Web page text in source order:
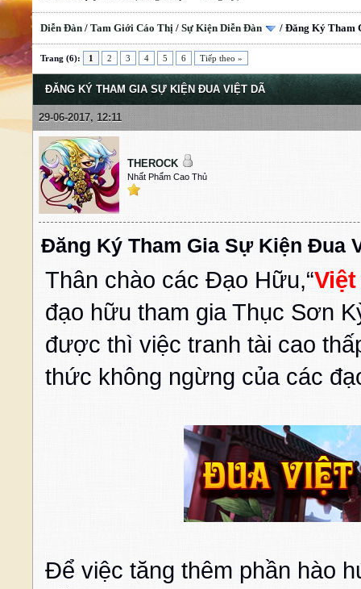
Diễn Đàn / Tam Giới Cáo Thị / Sự Kiện Diễn Đàn / Đăng Ký Tham
Trang (6): 1 2 3 4 5 6 Tiếp theo »
ĐĂNG KÝ THAM GIA SỰ KIỆN ĐUA VIỆT DÃ
29-06-2017, 12:11
THEROCK
Nhất Phẩm Cao Thủ
Đăng Ký Tham Gia Sự Kiện Đua
Thân chào các Đạo Hữu,“Việt
đạo hữu tham gia Thục Sơn
được thì việc tranh tài cao
thức không ngừng của các
Để việc tăng thêm phần hào